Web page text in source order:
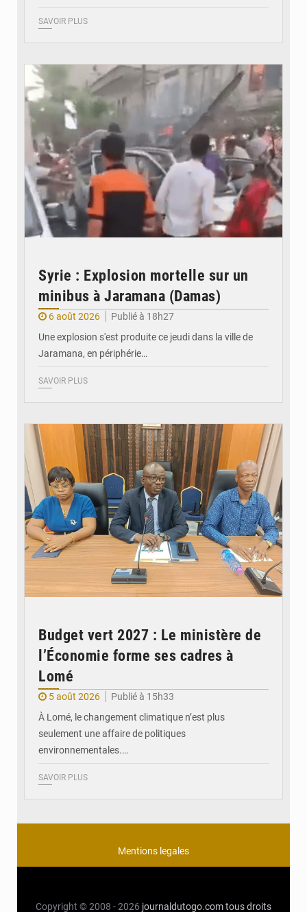
SAVOIR PLUS
Syrie : Explosion mortelle sur un
minibus à Jaramana (Damas)
6 août 2026
Publié à 18h27
Une explosion s'est produite ce jeudi dans la ville de
Jaramana, en périphérie…
SAVOIR PLUS
Budget vert 2027 : Le ministère de
l’Économie forme ses cadres à
Lomé
5 août 2026
Publié à 15h33
À Lomé, le changement climatique n’est plus
seulement une affaire de politiques
environnementales.…
SAVOIR PLUS
Mentions legales
Copyright © 2008 - 2026 journaldutogo.comtous droits